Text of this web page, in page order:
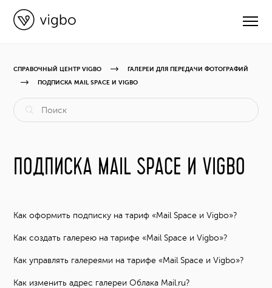
ВИДЕОУРОКИ
ОБНОВЛЕНИЯ
СПРАВОЧНЫЙ ЦЕНТР VIGBO
ГАЛЕРЕИ ДЛЯ ПЕРЕДАЧИ ФОТОГРАФИЙ
ПОДПИСКА MAIL SPACE И VIGBO
ПОДПИСКА MAIL SPACE И VIGBO
Как оформить подписку на тариф «Mail Space и Vigbo»?
Как создать галерею на тарифе «Mail Space и Vigbo»?
Как управлять галереями на тарифе «Mail Space и Vigbo»?
Как изменить адрес галереи Облака Mail.ru?